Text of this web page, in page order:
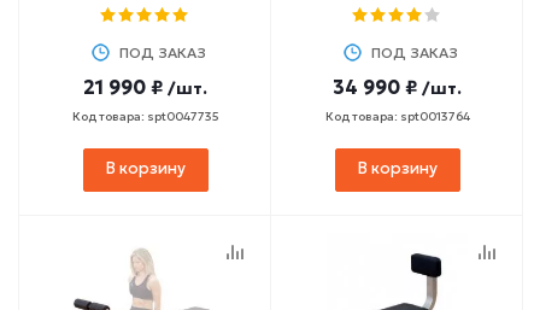
ПОД ЗАКАЗ
21 990 ₽ /шт.
Код товара: spt0047735
В корзину
ПОД ЗАКАЗ
34 990 ₽ /шт.
Код товара: spt0013764
В корзину